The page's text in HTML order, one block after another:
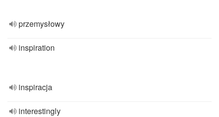
przemysłowy
inspiration
inspiracja
interestingly